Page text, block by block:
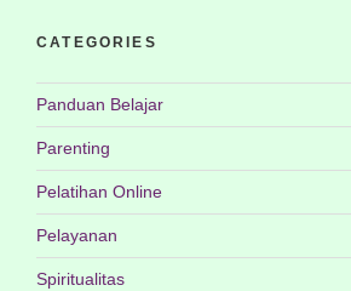
CATEGORIES
Panduan Belajar
Parenting
Pelatihan Online
Pelayanan
Spiritualitas